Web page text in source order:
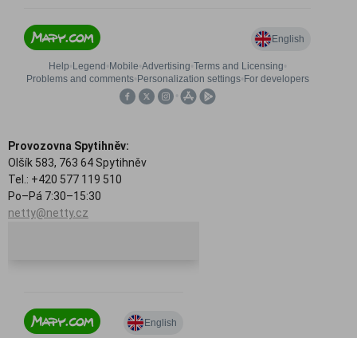
Provozovna Spytihněv:
Olšík 583, 763 64 Spytihněv
Tel.: +420 577 119 510
Po–Pá 7:30–15:30
netty@netty.cz